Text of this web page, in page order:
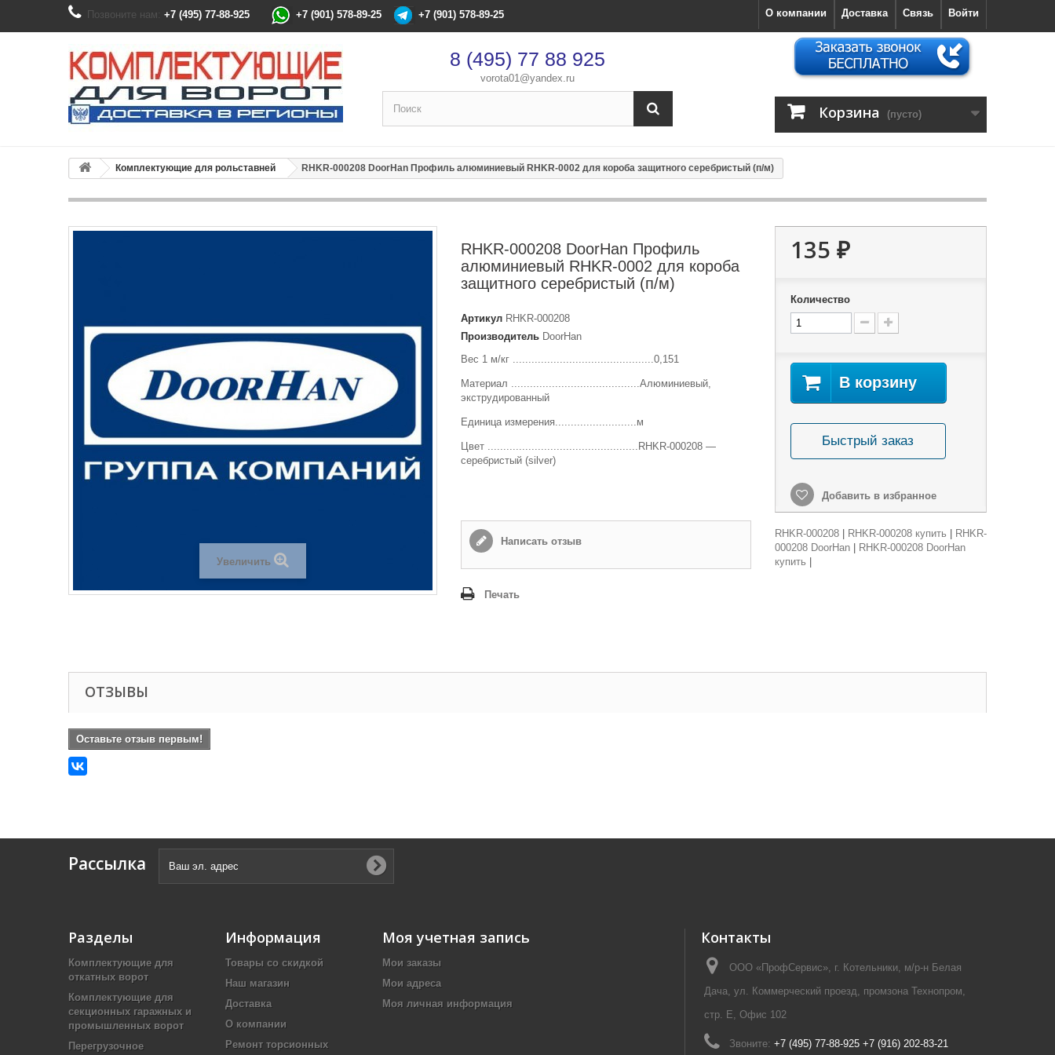
Позвоните нам: +7 (495) 77-88-925 +7 (901) 578-89-25 +7 (901) 578-89-25 Войти
Связь
Доставка
О компании
8 (495) 77 88 925
vorota01@yandex.ru
Корзина (пусто)
Комплектующие для рольставней RHKR-000208 DoorHan Профиль алюминиевый RHKR-0002 для короба защитного серебристый (п/м)
Увеличить
RHKR-000208 DoorHan Профиль
алюминиевый RHKR-0002 для короба
защитного серебристый (п/м)
Артикул RHKR-000208
Производитель DoorHan
Вес 1 м/кг .............................................0,151
Материал .........................................Алюминиевый,
экструдированный
Единица измерения..........................м
Цвет ................................................RHKR-000208 —
серебристый (silver)
Написать отзыв
Печать
135 ₽
Количество
В корзину
Быстрый заказ
Добавить в избранное
RHKR-000208| RHKR-000208 купить
RHKR-
000208 DoorHan|
RHKR-000208 DoorHan
купить
ОТЗЫВЫ
Оставьте отзыв первым!
Рассылка
Разделы
Комплектующие для
откатных ворот
Комплектующие для
секционных гаражных и
промышленных ворот
Перегрузочное
Информация
Товары со скидкой
Наш магазин
Доставка
О компании
Ремонт торсионных
Моя учетная запись
Мои заказы
Мои адреса
Моя личная информация
Контакты
ООО «ПрофСервис», г. Котельники, м/р-н Белая
Дача, ул. Коммерческий проезд, промзона Технопром,
стр. Е, Офис 102
Звоните: +7 (495) 77-88-925 +7 (916) 202-83-21
Способ доставки
Самовывоз
Время доставки: стоимость доставки по тарифам СДЭК
оплачивается при получении
Адрес если нужен